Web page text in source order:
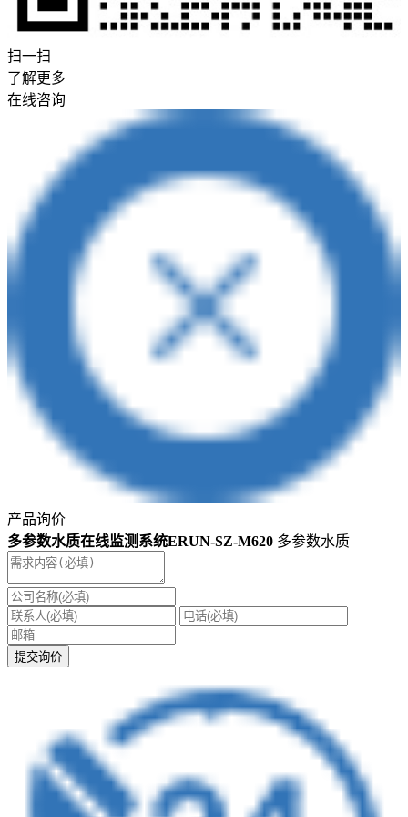
扫一扫
了解更多
在线咨询
产品询价
多参数水质在线监测系统ERUN-SZ-M620 多参数水质